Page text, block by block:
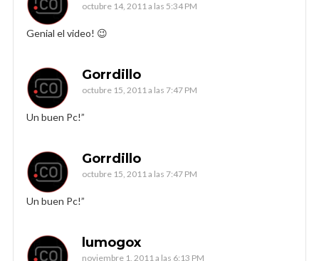
octubre 14, 2011 a las 5:34 PM
Genial el video! 😉
Gorrdillo
octubre 15, 2011 a las 7:47 PM
Un buen Pc!”
Gorrdillo
octubre 15, 2011 a las 7:47 PM
Un buen Pc!”
lumogox
noviembre 1, 2011 a las 6:13 PM